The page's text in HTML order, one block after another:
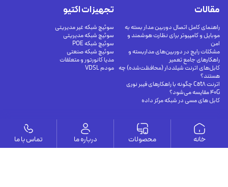
وستا
ارتباط با ما
درباره ما
تجهیزات اکتیو
سوئیچ شبکه غیر مدیریتی
سوئیچ شبکه مدیریتی
سوئیچ شبکه POE
سوئیچ شبکه صنعتی
مدیا کانورتور و متعلقات
مودم VDSL
مقالات
راهنمای کامل اتصال دوربین مدار بسته به
موبایل و کامپیوتر برای نظارت هوشمند و
امن
مشکلات رایج در دوربین‌های مداربسته و
راهکارهای جامع تعمیر
کابل‌های اترنت شیلددار (محافظت‌شده) چه
هستند؟
اترنت Cat8 چگونه با راهکارهای فیبر نوری
40G مقایسه می‌شود؟
کابل های مسی در شبکه مرکز داده
خانه محصولات درباره ما تماس با ما